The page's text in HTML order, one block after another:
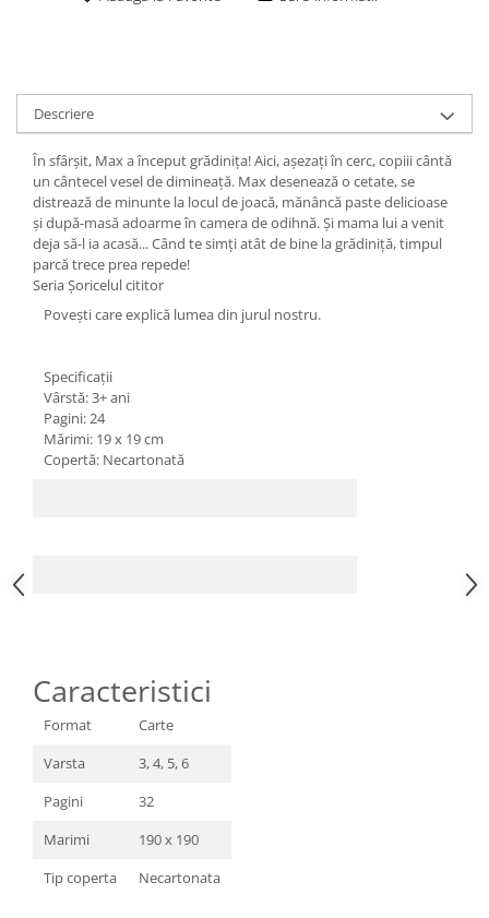
Descriere
În sfârșit, Max a început grădinița! Aici, așezați în cerc, copiii cântă
un cântecel vesel de dimineață. Max desenează o cetate, se
distrează de minunte la locul de joacă, mănâncă paste delicioase
și după-masă adoarme în camera de odihnă. Și mama lui a venit
deja să-l ia acasă... Când te simți atât de bine la grădiniță, timpul
parcă trece prea repede!
Seria Șoricelul cititor
Povești care explică lumea din jurul nostru.
Specificații
Vârstă: 3+ ani
Pagini: 24
Mărimi: 19 x 19 cm
Copertă: Necartonată
Caracteristici
Format
Carte
Varsta
3, 4, 5, 6
Pagini
32
Marimi
190 x 190
Tip coperta
Necartonata